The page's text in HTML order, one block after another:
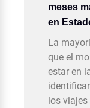
meses
en
La
que el
estar en
los viajes